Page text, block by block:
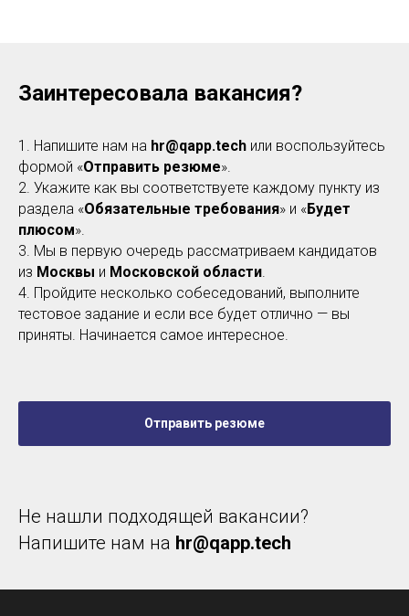
Заинтересовала вакансия?
1. Напишите нам на hr@qapp.tech или воспользуйтесь
формой «Отправить резюме».
2. Укажите как вы соответствуете каждому пункту из
раздела «Обязательные требования» и «Будет
плюсом».
3. Мы в первую очередь рассматриваем кандидатов
из Москвы и Московской области.
4. Пройдите несколько собеседований, выполните
тестовое задание и если все будет отлично — вы
приняты. Начинается самое интересное.
Отправить резюме
Не нашли подходящей вакансии?
Напишите нам на hr@qapp.tech